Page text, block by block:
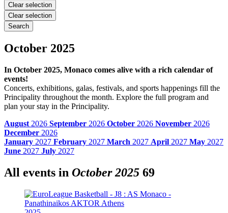
Clear selection
Clear selection
Search
October 2025
In October 2025, Monaco comes alive with a rich calendar of
events!
Concerts, exhibitions, galas, festivals, and sports happenings fill the
Principality throughout the month. Explore the full program and
plan your stay in the Principality.
August 2026 September 2026 October 2026 November 2026
December 2026
January 2027 February 2027 March 2027 April 2027 May 2027
June 2027 July 2027
All events in October 2025 69